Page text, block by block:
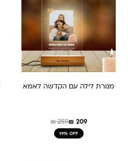
מנורת לילה עם הקדשה לאמא
₪259₪ 209
19% OFF